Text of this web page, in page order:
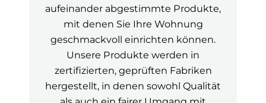
aufeinander abgestimmte Produkte,
mit denen Sie Ihre Wohnung
geschmackvoll einrichten können.
Unsere Produkte werden in
zertifizierten, geprüften Fabriken
hergestellt, in denen sowohl Qualität